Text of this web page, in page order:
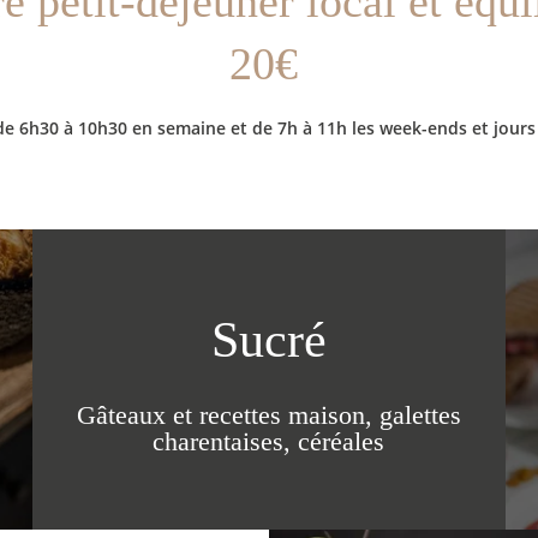
20€
6h30 à 10h30 en semaine et de 7h à 11h les week-ends et
Sucré
Gâteaux et recettes maison, galettes
charentaises, céréales
INCONTOURNABLES
BLOG
RECRUTEMENT
CONTACT & ACCÈS
équipe
:
équipe